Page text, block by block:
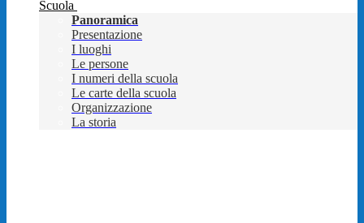
Scuola
Panoramica
Presentazione
I luoghi
Le persone
I numeri della scuola
Le carte della scuola
Organizzazione
La storia